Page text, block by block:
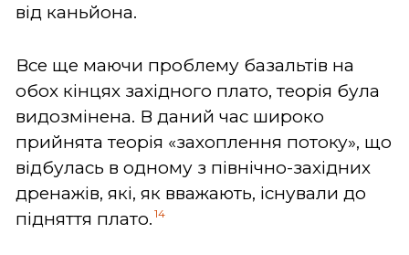
від каньйона.
Все ще маючи проблему базальтів на
обох кінцях західного плато, теорія була
видозмінена. В даний час широко
прийнята теорія «захоплення потоку», що
відбулась в одному з північно-західних
дренажів, які, як вважають, існували до
підняття плато. 14